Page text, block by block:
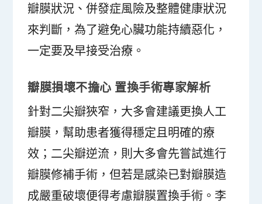
瓣膜狀況、併發症風險及整體健康狀況
來判斷，為了避免心臟功能持續惡化，
一定要及早接受治療。
瓣膜損壞不擔心 置換手術專家解析
針對二尖瓣狹窄，大多會建議更換人工
瓣膜，幫助患者獲得穩定且明確的療
效；二尖瓣逆流，則大多會先嘗試進行
瓣膜修補手術，但若是感染已對瓣膜造
成嚴重破壞便得考慮瓣膜置換手術。李